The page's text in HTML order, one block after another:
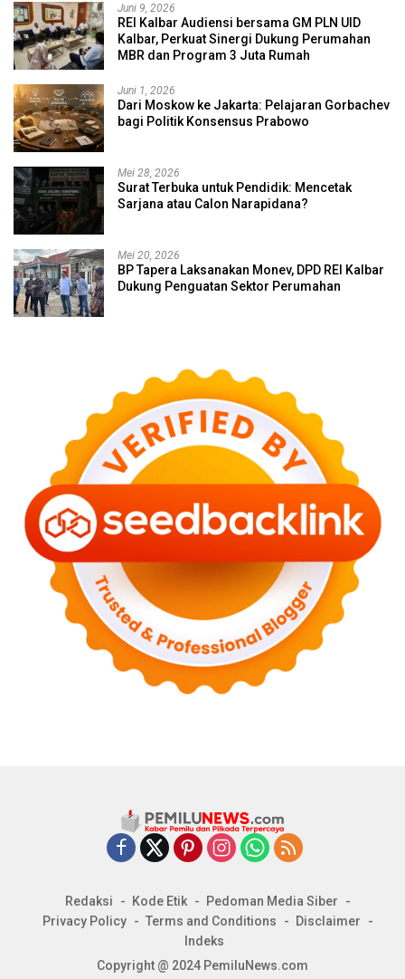
Juni 9, 2026
REI Kalbar Audiensi bersama GM PLN UID
Kalbar, Perkuat Sinergi Dukung Perumahan
MBR dan Program 3 Juta Rumah
Juni 1, 2026
Dari Moskow ke Jakarta: Pelajaran Gorbachev
bagi Politik Konsensus Prabowo
Mei 28, 2026
Surat Terbuka untuk Pendidik: Mencetak
Sarjana atau Calon Narapidana?
Mei 20, 2026
BP Tapera Laksanakan Monev, DPD REI Kalbar
Dukung Penguatan Sektor Perumahan
Redaksi Kode Etik
Pedoman Media Siber
Privacy Policy
Terms and Conditions
Disclaimer
Indeks
Copyright @ 2024 PemiluNews.com